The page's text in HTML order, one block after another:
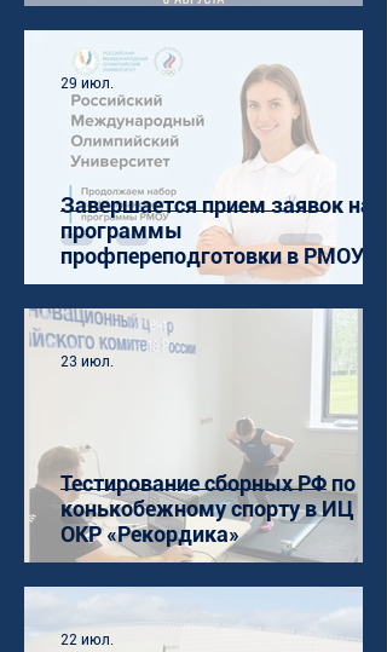
Завершается прием заявок на
программы
профпереподготовки в РМОУ
29 июл.
Тестирование сборных РФ по
конькобежному спорту в ИЦ
ОКР «Рекордика»
23 июл.
22 июл.